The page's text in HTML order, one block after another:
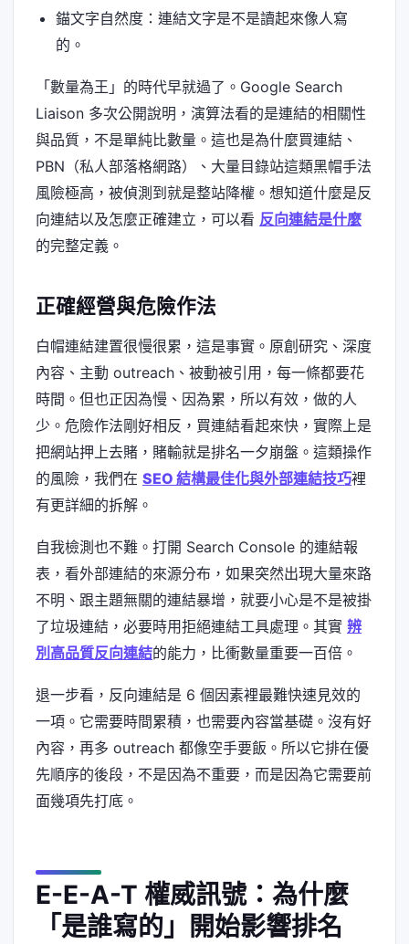
錨文字自然度：連結文字是不是讀起來像人寫
的。
「數量為王」的時代早就過了。Google Search
Liaison 多次公開說明，演算法看的是連結的相關性
與品質，不是單純比數量。這也是為什麼買連結、
PBN（私人部落格網路）、大量目錄站這類黑帽手法
風險極高，被偵測到就是整站降權。想知道什麼是反
向連結以及怎麼正確建立，可以看 反向連結是什麼
的完整定義。
正確經營與危險作法
白帽連結建置很慢很累，這是事實。原創研究、深度
內容、主動 outreach、被動被引用，每一條都要花
時間。但也正因為慢、因為累，所以有效，做的人
少。危險作法剛好相反，買連結看起來快，實際上是
把網站押上去賭，賭輸就是排名一夕崩盤。這類操作
的風險，我們在 SEO 結構最佳化與外部連結技巧裡
有更詳細的拆解。
自我檢測也不難。打開 Search Console 的連結報
表，看外部連結的來源分布，如果突然出現大量來路
不明、跟主題無關的連結暴增，就要小心是不是被掛
了垃圾連結，必要時用拒絕連結工具處理。其實 辨
別高品質反向連結的能力，比衝數量重要一百倍。
退一步看，反向連結是 6 個因素裡最難快速見效的
一項。它需要時間累積，也需要內容當基礎。沒有好
內容，再多 outreach 都像空手要飯。所以它排在優
先順序的後段，不是因為不重要，而是因為它需要前
面幾項先打底。
E-E-A-T 權威訊號：為什麼
「是誰寫的」開始影響排名